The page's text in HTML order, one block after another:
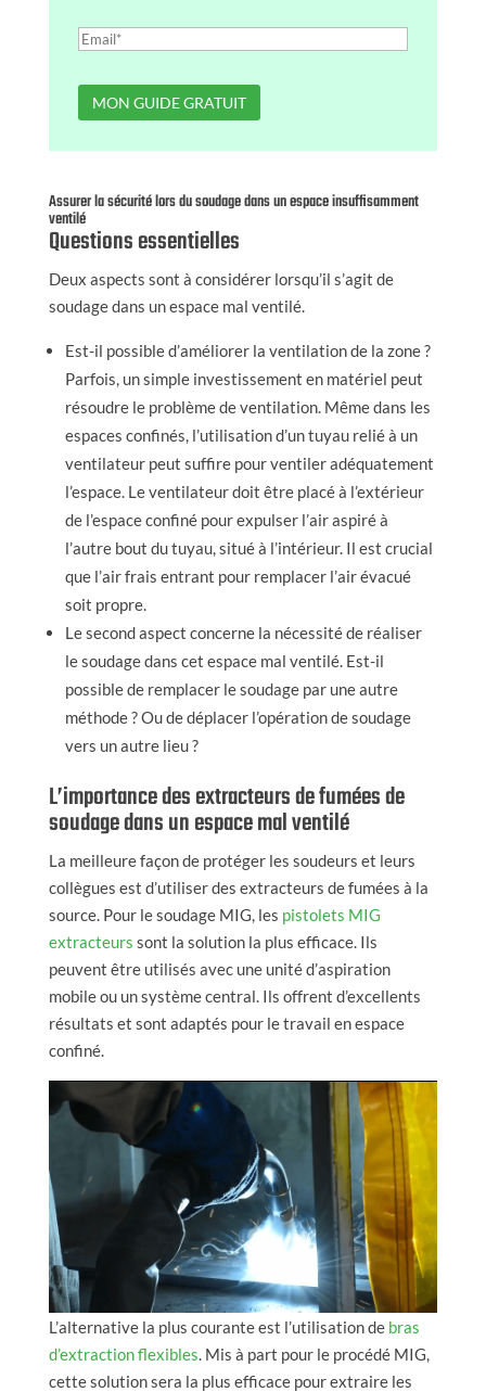
Assurer la sécurité lors du soudage dans un espace insuffisamment
ventilé
Questions essentielles
Deux aspects sont à considérer lorsqu’il s’agit de
soudage dans un espace mal ventilé.
Est-il possible d’améliorer la ventilation de la zone ?
Parfois, un simple investissement en matériel peut
résoudre le problème de ventilation. Même dans les
espaces confinés, l’utilisation d’un tuyau relié à un
ventilateur peut suffire pour ventiler adéquatement
l’espace. Le ventilateur doit être placé à l’extérieur
de l’espace confiné pour expulser l’air aspiré à
l’autre bout du tuyau, situé à l’intérieur. Il est crucial
que l’air frais entrant pour remplacer l’air évacué
soit propre.
Le second aspect concerne la nécessité de réaliser
le soudage dans cet espace mal ventilé. Est-il
possible de remplacer le soudage par une autre
méthode ? Ou de déplacer l’opération de soudage
vers un autre lieu ?
L’importance des extracteurs de fumées de
soudage dans un espace mal ventilé
La meilleure façon de protéger les soudeurs et leurs
collègues est d’utiliser des extracteurs de fumées à la
source. Pour le soudage MIG, les pistolets MIG
extracteurs sont la solution la plus efficace. Ils
peuvent être utilisés avec une unité d’aspiration
mobile ou un système central. Ils offrent d’excellents
résultats et sont adaptés pour le travail en espace
confiné.
L’alternative la plus courante est l’utilisation de bras
d’extraction flexibles. Mis à part pour le procédé MIG,
cette solution sera la plus efficace pour extraire les